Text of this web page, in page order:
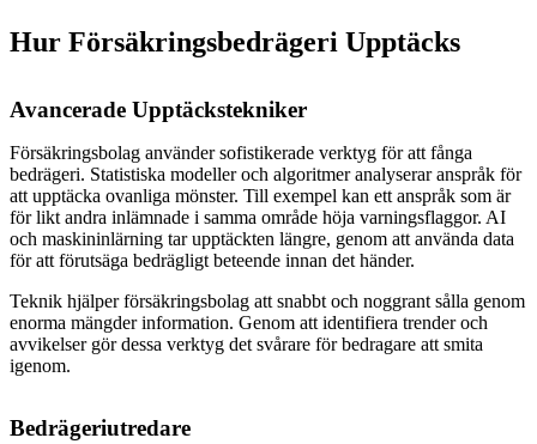
Hur Försäkringsbedrägeri Upptäcks
Avancerade Upptäckstekniker
Försäkringsbolag använder sofistikerade verktyg för att fånga
bedrägeri. Statistiska modeller och algoritmer analyserar anspråk för
att upptäcka ovanliga mönster. Till exempel kan ett anspråk som är
för likt andra inlämnade i samma område höja varningsflaggor. AI
och maskininlärning tar upptäckten längre, genom att använda data
för att förutsäga bedrägligt beteende innan det händer.
Teknik hjälper försäkringsbolag att snabbt och noggrant sålla genom
enorma mängder information. Genom att identifiera trender och
avvikelser gör dessa verktyg det svårare för bedragare att smita
igenom.
Bedrägeriutredare